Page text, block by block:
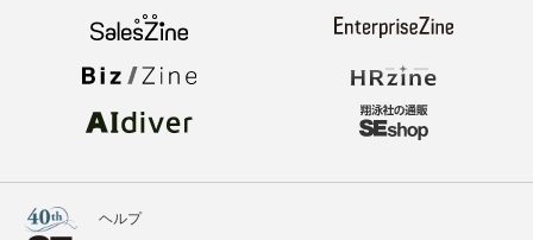
ヘルプ